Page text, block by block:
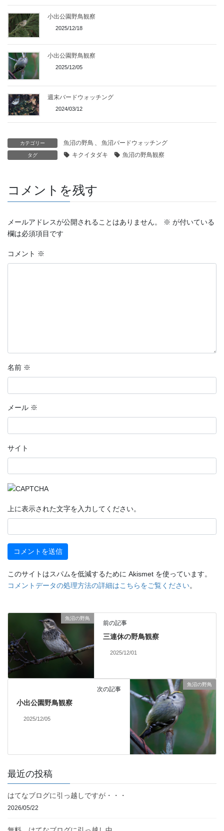
小出公園野鳥観察
2025/12/18
小出公園野鳥観察
2025/12/05
週末バードウォッチング
2024/03/12
カテゴリー 魚沼の野鳥 魚沼バードウォッチング
タグ キクイタダキ 魚沼の野鳥観察
コメントを残す
メールアドレスが公開されることはありません。 ※ が付いている
欄は必須項目です
コメント ※
名前 ※
メール ※
サイト
上に表示された文字を入力してください。
このサイトはスパムを低減するために Akismet を使っています。
コメントデータの処理方法の詳細はこちらをご覧ください。
魚沼の野鳥
前の記事
三連休の野鳥観察
2025/12/01
魚沼の野鳥
次の記事
小出公園野鳥観察
2025/12/05
最近の投稿
はてなブログに引っ越しですが・・・
2026/05/22